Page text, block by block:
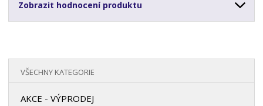
Zobrazit hodnocení produktu
VŠECHNY KATEGORIE
AKCE - VÝPRODEJ